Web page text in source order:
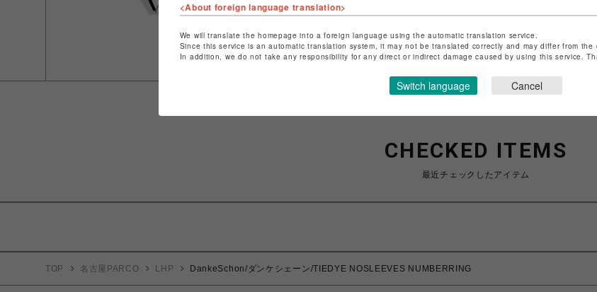
特定商取引法など法令に基づく表記はこちら
ショップお問い合わせは こちら
CHECKED ITEMS
最近チェックしたアイテム
TOP 名古屋PARCO LHP DankeSchon/ダンケシェーン/TIEDYE NOSLEEVES NUMBERRING
<About foreign language translation>
We will translate the homepage into a foreign language using the automatic translation service.
Since this service is an automatic translation system, it may not be translated correctly and may differ from
In addition, we do not take any responsibility for any direct or indirect damage caused by using this service.
Switch language Cancel